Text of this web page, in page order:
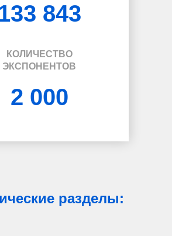
843
КОЛИЧЕСТВО
ЭКСПОНЕНТОВ
2 000
разделы: